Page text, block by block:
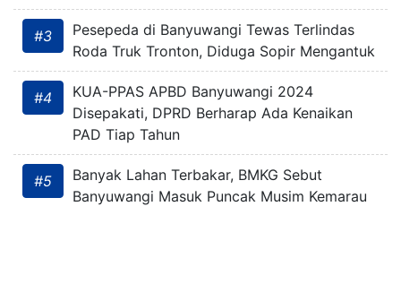
#3
Pesepeda di Banyuwangi Tewas Terlindas
Roda Truk Tronton, Diduga Sopir Mengantuk
#4
KUA-PPAS APBD Banyuwangi 2024
Disepakati, DPRD Berharap Ada Kenaikan
PAD Tiap Tahun
#5
Banyak Lahan Terbakar, BMKG Sebut
Banyuwangi Masuk Puncak Musim Kemarau